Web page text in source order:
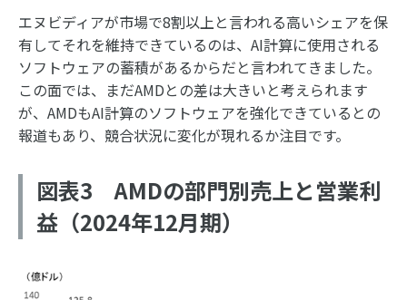
エヌビディアが市場で8割以上と言われる高いシェアを保
有してそれを維持できているのは、AI計算に使用される
ソフトウェアの蓄積があるからだと言われてきました。
この面では、まだAMDとの差は大きいと考えられます
が、AMDもAI計算のソフトウェアを強化できているとの
報道もあり、競合状況に変化が現れるか注目です。
図表3 AMDの部門別売上と営業利
益（2024年12月期）